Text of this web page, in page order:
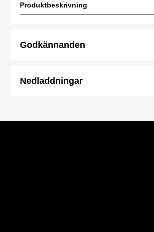
Produktbeskrivning
Godkännanden
Nedladdningar